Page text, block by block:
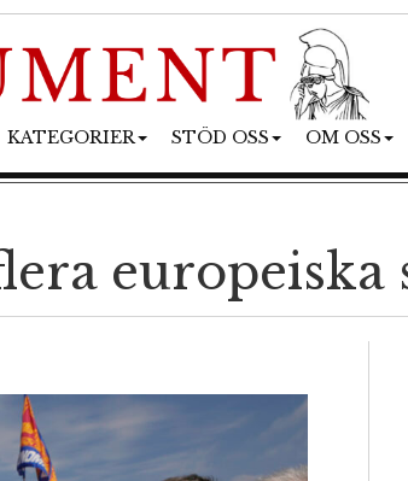
KATEGORIER STÖD OSS OM OSS
europeiska